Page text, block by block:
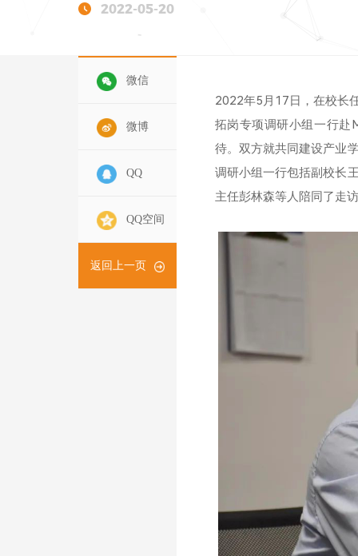
2022-05-20
微信
微博
QQ
QQ空间
返回上一页
2022年5月17日，在校长
拓岗专项调研小组一行赴
待。双方就共同建设产业
调研小组一行包括副校长
主任彭林森等人陪同了走